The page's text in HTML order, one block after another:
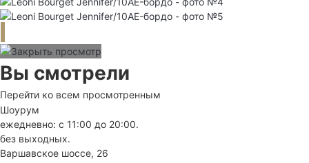
Вы смотрели
Перейти ко всем просмотренным
Шоурум
ежедневно: с 11:00 до 20:00.
без выходных.
Варшавское шоссе, 26